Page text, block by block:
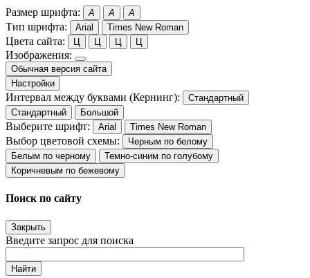
Размер шрифта: A A A
Тип шрифта: Arial Times New Roman
Цвета сайта: Ц Ц Ц Ц
Изображения:
Обычная версия сайта
Настройки
Интервал между буквами (Кернинг):
Стандартный
Стандартный
Большой
Выберите шрифт: Arial Times New Roman
Выбор цветовой схемы:
Черным по белому
Белым по черному
Темно-синим по голубому
Коричневым по бежевому
Поиск по сайту
Закрыть
Введите запрос для поиска
Найти